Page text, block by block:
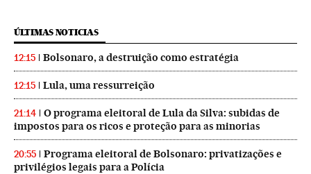
ÚLTIMAS NOTICIAS
12:15 Bolsonaro, a destruição como estratégia
12:15 Lula, uma ressurreição
21:14
O programa eleitoral de Lula da Silva: subidas de
impostos para os ricos e proteção para as minorias
20:55
Programa eleitoral de Bolsonaro: privatizações e
privilégios legais para a Polícia